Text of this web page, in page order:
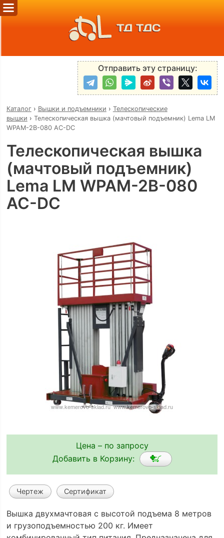
ТД ТДС
Отправить эту страницу:
Каталог› Вышки и подъемники › Телескопические
вышки › Телескопическая вышка (мачтовый подъемник) Lema LM
WPAM-2B-080 AC-DC
Телескопическая вышка
(мачтовый подъемник)
Lema LM WPAM-2B-080
AC-DC
Цена – по запросу
Добавить в Корзину:
Чертеж Сертификат
Вышка двухмачтовая с высотой подъема 8 метров
и грузоподъемностью 200 кг. Имеет